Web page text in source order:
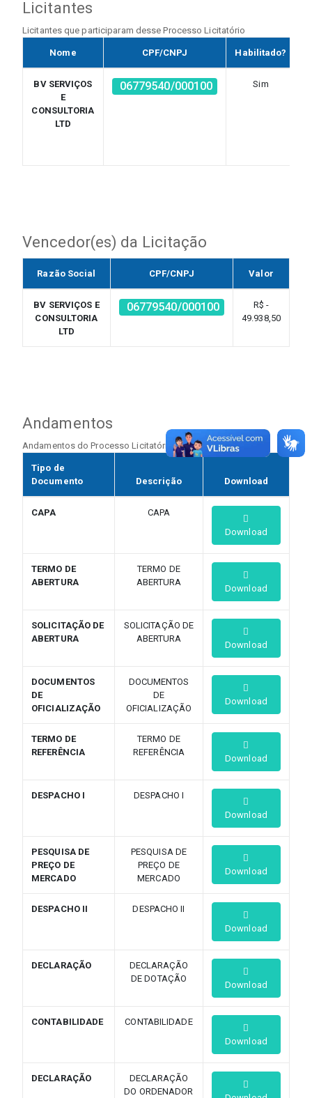
Licitantes
Licitantes que participaram desse Processo Licitatório
Nome CPF/CNPJ Habilitado?
BV SERVIÇOS
E
CONSULTORIA
LTD
06779540/000100 Sim
Vencedor(es) da Licitação
Razão Social CPF/CNPJ Valor
BV SERVIÇOS E
CONSULTORIA
LTD
06779540/000100
R$ -
49.938,50
Andamentos
Andamentos do Processo Licitatório
Tipo de
Documento
Descrição Download
CAPA
CAPA
Download
TERMO DE
ABERTURA
TERMO DE
ABERTURA
Download
SOLICITAÇÃO DE
ABERTURA
SOLICITAÇÃO DE
ABERTURA
Download
DOCUMENTOS
DE
OFICIALIZAÇÃO
DOCUMENTOS
DE
OFICIALIZAÇÃO
Download
TERMO DE
REFERÊNCIA
TERMO DE
REFERÊNCIA
Download
DESPACHO I
DESPACHO I
Download
PESQUISA DE
PREÇO DE
MERCADO
PESQUISA DE
PREÇO DE
MERCADO
Download
DESPACHO II
DESPACHO II
Download
DECLARAÇÃO
DECLARAÇÃO
DE DOTAÇÃO
Download
CONTABILIDADE
CONTABILIDADE
Download
DECLARAÇÃO
DECLARAÇÃO
DO ORDENADOR